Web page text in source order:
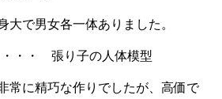
大で男女各一体ありました。
・・ 張り子の人体模型
常に精巧な作りでしたが、高価で